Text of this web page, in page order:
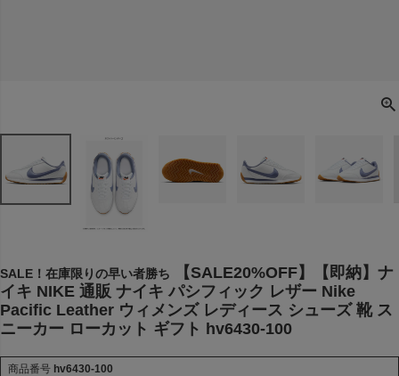
SALE！在庫限りの早い者勝ち
【SALE20%OFF】【即納】ナ
イキ NIKE 通販 ナイキ パシフィック レザー Nike
Pacific Leather ウィメンズ レディース シューズ 靴 ス
ニーカー ローカット ギフト hv6430-100
商品番号 hv6430-100